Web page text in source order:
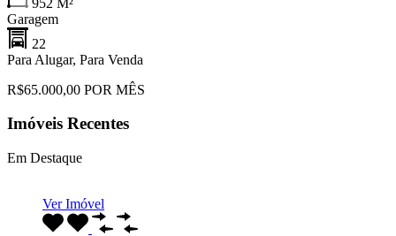
Garagem
22
Para Alugar, Para Venda
R$65.000,00 POR MÊS
Imóveis Recentes
Em Destaque
Ver Imóvel